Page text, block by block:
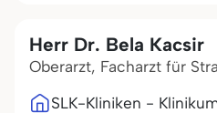
Herr Dr. Bela Kacsir
Oberarzt, Facharzt für
SLK-Kliniken -